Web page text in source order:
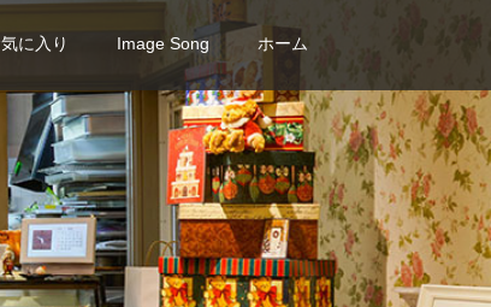
に入り Image Song ホーム